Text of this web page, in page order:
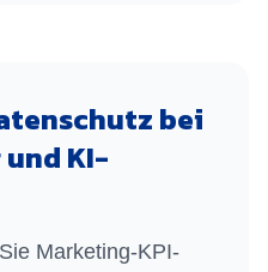
bei
und KI-
Marketing-KPI-